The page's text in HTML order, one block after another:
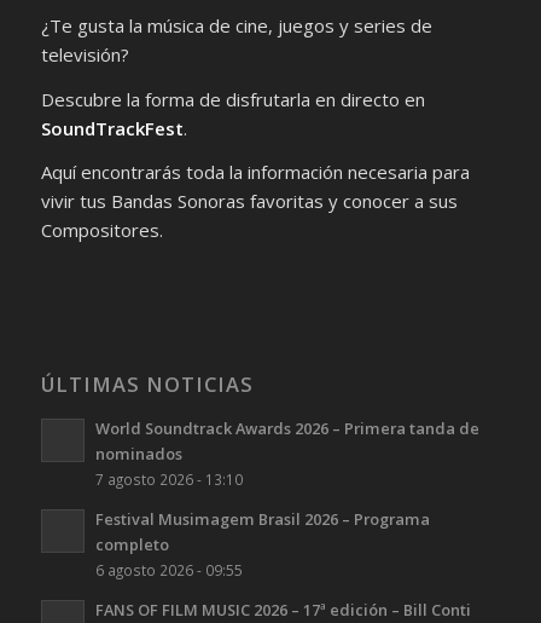
¿Te gusta la música de cine, juegos y series de
televisión?
Descubre la forma de disfrutarla en directo en
SoundTrackFest.
Aquí encontrarás toda la información necesaria para
vivir tus Bandas Sonoras favoritas y conocer a sus
Compositores.
ÚLTIMAS NOTICIAS
World Soundtrack Awards 2026 – Primera tanda de
nominados
7 agosto 2026 - 13:10
Festival Musimagem Brasil 2026 – Programa
completo
6 agosto 2026 - 09:55
FANS OF FILM MUSIC 2026 – 17ª edición – Bill Conti